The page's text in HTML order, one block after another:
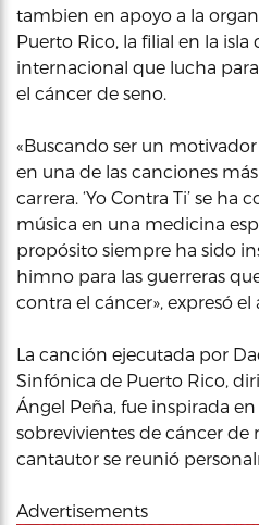
tambien en apoyo a la
Puerto Rico, la filial en la
internacional que lucha
el cáncer de seno.
«Buscando ser un motivador
en una de las canciones
carrera. ‘Yo Contra Ti’ se ha
música en una medicina
propósito siempre ha sido
himno para las guerreras
contra el cáncer», expresó el
La canción ejecutada por
Sinfónica de Puerto Rico,
Ángel Peña, fue inspirada
sobrevivientes de cáncer de
cantautor se reunió
Advertisements